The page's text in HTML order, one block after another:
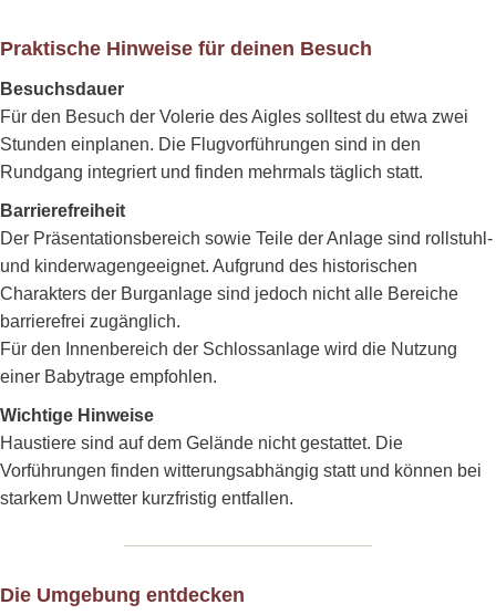
Praktische Hinweise für deinen Besuch
Besuchsdauer
Für den Besuch der Volerie des Aigles solltest du etwa zwei
Stunden einplanen. Die Flugvorführungen sind in den
Rundgang integriert und finden mehrmals täglich statt.
Barrierefreiheit
Der Präsentationsbereich sowie Teile der Anlage sind rollstuhl-
und kinderwagengeeignet. Aufgrund des historischen
Charakters der Burganlage sind jedoch nicht alle Bereiche
barrierefrei zugänglich.
Für den Innenbereich der Schlossanlage wird die Nutzung
einer Babytrage empfohlen.
Wichtige Hinweise
Haustiere sind auf dem Gelände nicht gestattet. Die
Vorführungen finden witterungsabhängig statt und können bei
starkem Unwetter kurzfristig entfallen.
Die Umgebung entdecken